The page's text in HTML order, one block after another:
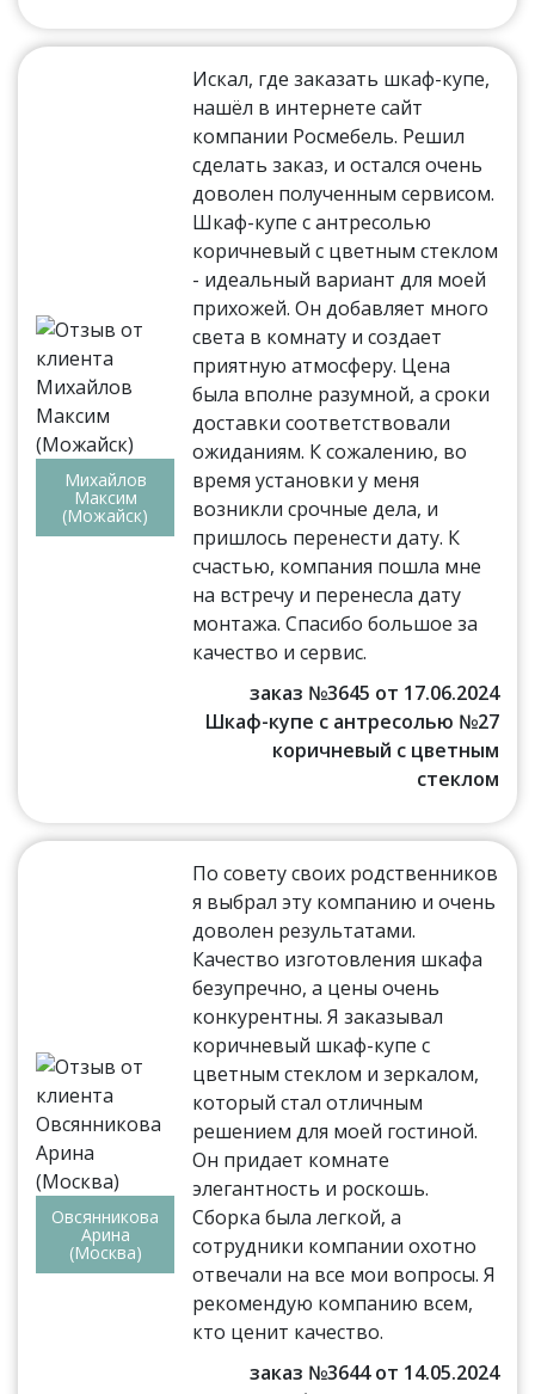
Михайлов
Максим
(Можайск)
Искал, где заказать шкаф-купе,
нашёл в интернете сайт
компании Росмебель. Решил
сделать заказ, и остался очень
доволен полученным сервисом.
Шкаф-купе с антресолью
коричневый с цветным стеклом
- идеальный вариант для моей
прихожей. Он добавляет много
света в комнату и создает
приятную атмосферу. Цена
была вполне разумной, а сроки
доставки соответствовали
ожиданиям. К сожалению, во
время установки у меня
возникли срочные дела, и
пришлось перенести дату. К
счастью, компания пошла мне
на встречу и перенесла дату
монтажа. Спасибо большое за
качество и сервис.
заказ №3645 от 17.06.2024
Шкаф-купе с антресолью №27
коричневый с цветным
стеклом
Овсянникова
Арина
(Москва)
По совету своих родственников
я выбрал эту компанию и очень
доволен результатами.
Качество изготовления шкафа
безупречно, а цены очень
конкурентны. Я заказывал
коричневый шкаф-купе с
цветным стеклом и зеркалом,
который стал отличным
решением для моей гостиной.
Он придает комнате
элегантность и роскошь.
Сборка была легкой, а
сотрудники компании охотно
отвечали на все мои вопросы. Я
рекомендую компанию всем,
кто ценит качество.
заказ №3644 от 14.05.2024